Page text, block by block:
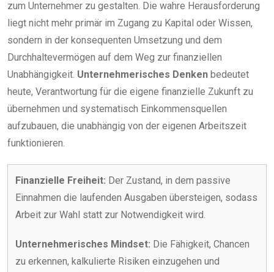
zum Unternehmer zu gestalten. Die wahre Herausforderung
liegt nicht mehr primär im Zugang zu Kapital oder Wissen,
sondern in der konsequenten Umsetzung und dem
Durchhaltevermögen auf dem Weg zur finanziellen
Unabhängigkeit. Unternehmerisches Denken bedeutet
heute, Verantwortung für die eigene finanzielle Zukunft zu
übernehmen und systematisch Einkommensquellen
aufzubauen, die unabhängig von der eigenen Arbeitszeit
funktionieren.
Finanzielle Freiheit: Der Zustand, in dem passive
Einnahmen die laufenden Ausgaben übersteigen, sodass
Arbeit zur Wahl statt zur Notwendigkeit wird.
Unternehmerisches Mindset: Die Fähigkeit, Chancen
zu erkennen, kalkulierte Risiken einzugehen und